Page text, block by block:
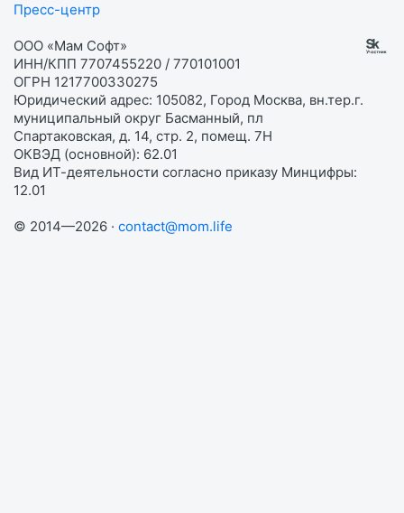
Пресс-центр
ООО «Мам Софт»
ИНН/КПП 7707455220 / 770101001
ОГРН 1217700330275
Юридический адрес: 105082, Город Москва, вн.тер.г.
муниципальный округ Басманный, пл
Спартаковская, д. 14, стр. 2, помещ. 7Н
ОКВЭД (основной): 62.01
Вид ИТ-деятельности согласно приказу Минцифры:
12.01
© 2014—2026 · contact@mom.life